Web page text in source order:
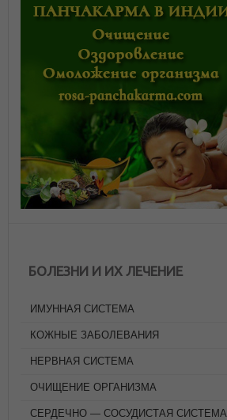
БОЛЕЗНИ И ИХ ЛЕЧЕНИЕ
ИМУННАЯ СИСТЕМА
КОЖНЫЕ ЗАБОЛЕВАНИЯ
НЕРВНАЯ СИСТЕМА
ОЧИЩЕНИЕ ОРГАНИЗМА
СЕРДЕЧНО — СОСУДИСТАЯ СИСТЕМА